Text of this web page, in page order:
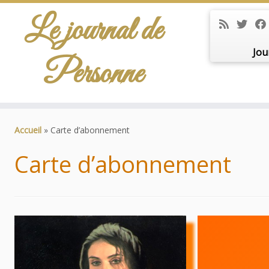
Le journal de
Personne
Accueil » Carte d’abonnement
Carte d’abonnement